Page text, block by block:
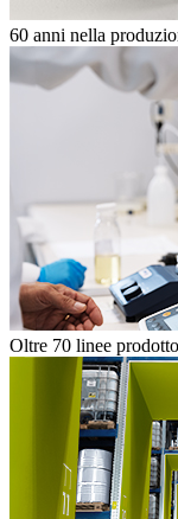
60 anni nella
Oltre 70 linee